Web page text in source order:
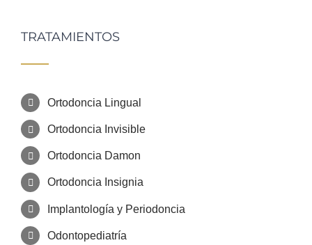
TRATAMIENTOS
Ortodoncia Lingual
Ortodoncia Invisible
Ortodoncia Damon
Ortodoncia Insignia
Implantología y Periodoncia
Odontopediatría